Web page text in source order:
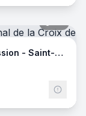
Chalet Communal de la Croix de la Mission - Saint-Setiers